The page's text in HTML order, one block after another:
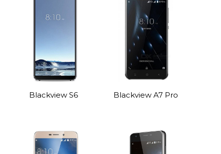
Blackview S6 Blackview A7 Pro